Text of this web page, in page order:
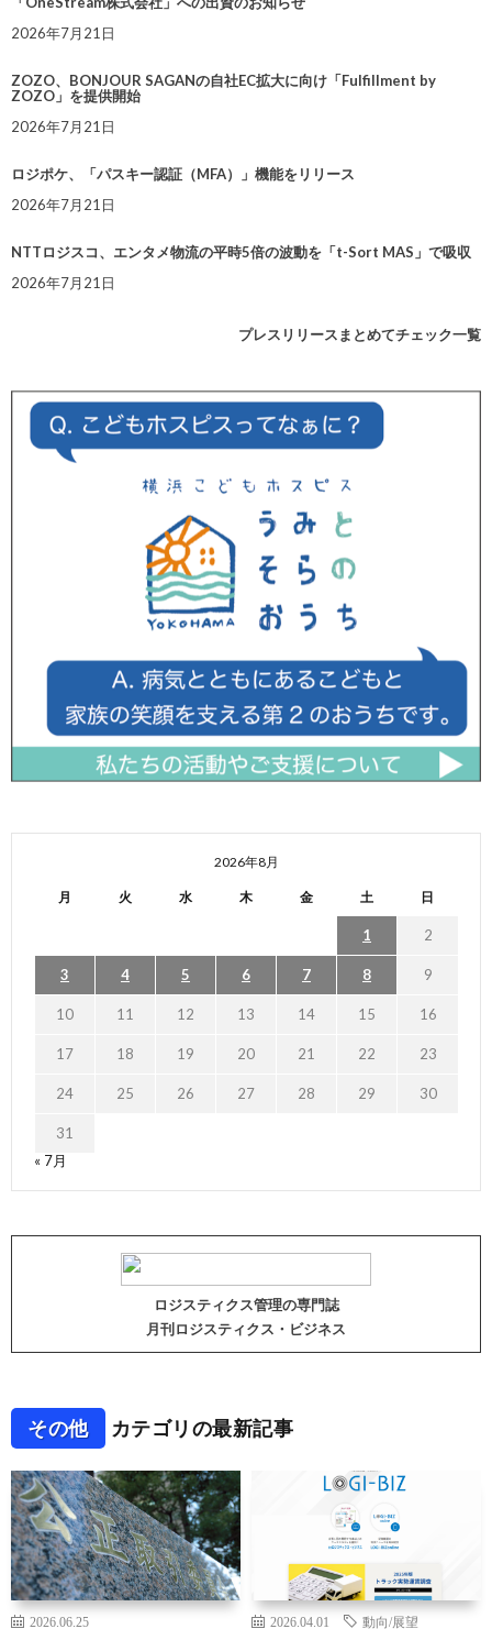
2026年7月21日
ZOZO、BONJOUR SAGANの自社EC拡大に向け「Fulfillment by
ZOZO」を提供開始
2026年7月21日
ロジポケ、「パスキー認証（MFA）」機能をリリース
2026年7月21日
NTTロジスコ、エンタメ物流の平時5倍の波動を「t-Sort MAS」で吸収
2026年7月21日
プレスリリースまとめてチェック一覧
2026年8月
月 火 水 木 金 土 日
1 2
3 4 5 6 7 8 9
10 11 12 13 14 15 16
17 18 19 20 21 22 23
24 25 26 27 28 29 30
31
« 7月
ロジスティクス管理の専門誌
月刊ロジスティクス・ビジネス
その他 カテゴリの最新記事
2026.06.25
2026.04.01 動向/展望